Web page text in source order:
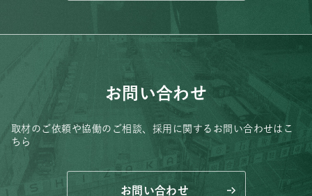
お問い合わせ
取材のご依頼や協働のご相談、 採用に関するお問い合わせはこ
ちら
お問い合わせ